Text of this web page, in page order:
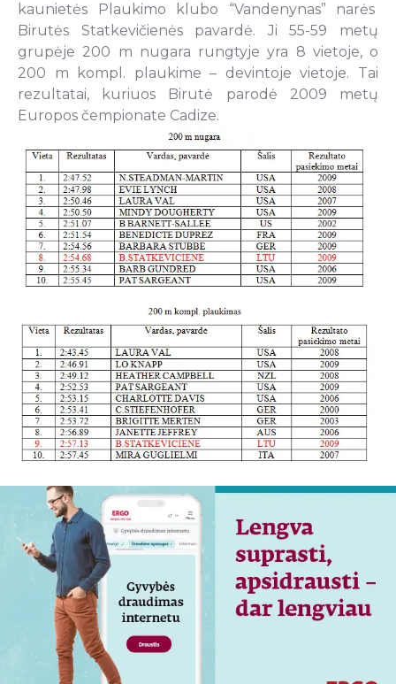
kaunietės Plaukimo klubo “Vandenynas” narės
Birutės Statkevičienės pavardė. Ji 55-59 metų
grupėje 200 m nugara rungtyje yra 8 vietoje, o
200 m kompl. plaukime – devintoje vietoje. Tai
rezultatai, kuriuos Birutė parodė 2009 metų
Europos čempionate Cadize.